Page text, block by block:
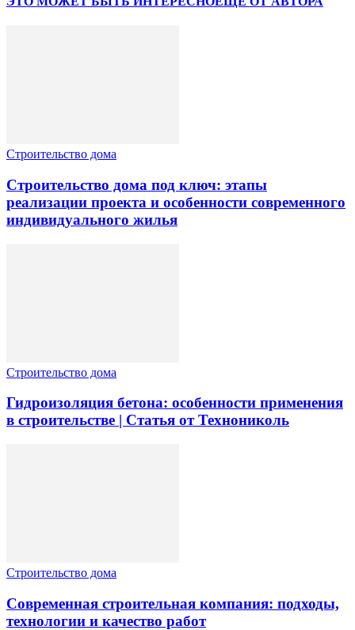
Строительство дома
Строительство дома под ключ: этапы
реализации проекта и особенности современного
индивидуального жилья
Строительство дома
Гидроизоляция бетона: особенности применения
в строительстве | Статья от Технониколь
Строительство дома
Современная строительная компания: подходы,
технологии и качество работ